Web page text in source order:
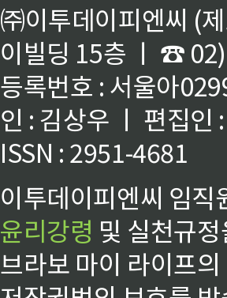
㈜이투데이피엔씨 (
이빌딩 15층 ㅣ ☎
등록번호 : 서울아
인 : 김상우 ㅣ 편집인
ISSN : 2951-4681
이투데이피엔씨 임
윤리강령 및 실천규
브라보 마이 라이프